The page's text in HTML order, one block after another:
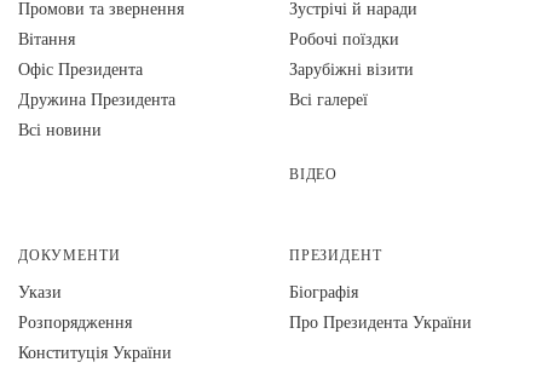
Промови та звернення
Вiтання
Офіс Президента
Дружина Президента
Всі новини
Зустрічі й наради
Робочі поїздки
Зарубіжні візити
Всі галереї
ВІДЕО
ДОКУМЕНТИ
Укази
Розпорядження
Конституція України
ПРЕЗИДЕНТ
Біографія
Про Президента України